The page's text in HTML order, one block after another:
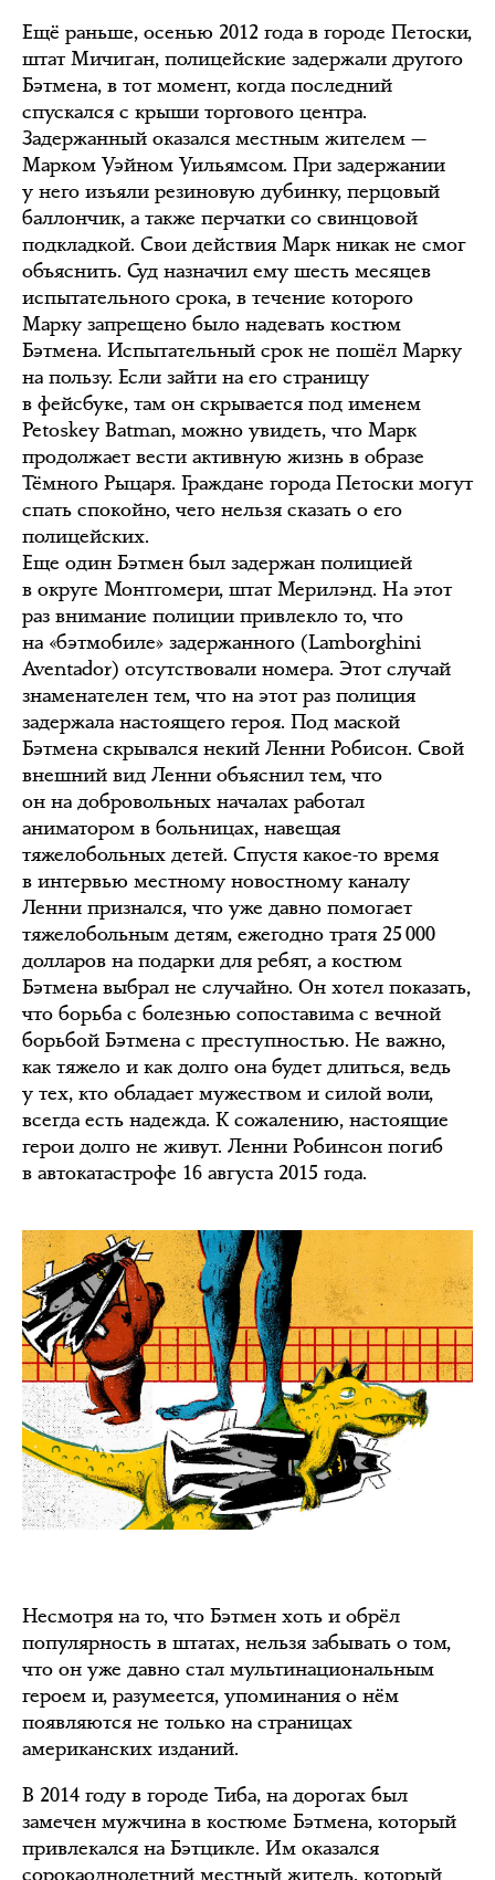
Ещё раньше, осенью 2012 года в городе Петоски,
штат Мичиган, полицейские задержали другого
Бэтмена, в тот момент, когда последний
спускался с крыши торгового центра.
Задержанный оказался местным жителем —
Марком Уэйном Уильямсом. При задержании
у него изъяли резиновую дубинку, перцовый
баллончик, а также перчатки со свинцовой
подкладкой. Свои действия Марк никак не смог
объяснить. Суд назначил ему шесть месяцев
испытательного срока, в течение которого
Марку запрещено было надевать костюм
Бэтмена. Испытательный срок не пошёл Марку
на пользу. Если зайти на его страницу
в фейсбуке, там он скрывается под именем
Petoskey Batman, можно увидеть, что Марк
продолжает вести активную жизнь в образе
Тёмного Рыцаря. Граждане города Петоски могут
спать спокойно, чего нельзя сказать о его
полицейских.
Еще один Бэтмен был задержан полицией
в округе Монтгомери, штат Мерилэнд. На этот
раз внимание полиции привлекло то, что
на «бэтмобиле» задержанного (Lamborghini
Aventador) отсутствовали номера. Этот случай
знаменателен тем, что на этот раз полиция
задержала настоящего героя. Под маской
Бэтмена скрывался некий Ленни Робисон. Свой
внешний вид Ленни объяснил тем, что
он на добровольных началах работал
аниматором в больницах, навещая
тяжелобольных детей. Спустя какое-то время
в интервью местному новостному каналу
Ленни признался, что уже давно помогает
тяжелобольным детям, ежегодно тратя 25 000
долларов на подарки для ребят, а костюм
Бэтмена выбрал не случайно. Он хотел показать,
что борьба с болезнью сопоставима с вечной
борьбой Бэтмена с преступностью. Не важно,
как тяжело и как долго она будет длиться, ведь
у тех, кто обладает мужеством и силой воли,
всегда есть надежда. К сожалению, настоящие
герои долго не живут. Ленни Робинсон погиб
в автокатастрофе 16 августа 2015 года.
Несмотря на то, что Бэтмен хоть и обрёл
популярность в штатах, нельзя забывать о том,
что он уже давно стал мультинациональным
героем и, разумеется, упоминания о нём
появляются не только на страницах
американских изданий.
В 2014 году в городе Тиба, на дорогах был
замечен мужчина в костюме Бэтмена, который
привлекался на Бэтцикле. Им оказался